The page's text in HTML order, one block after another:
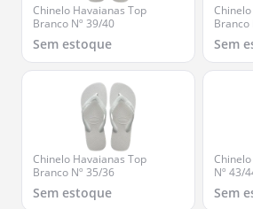
Chinelo Havaianas Top
Branco Nº 39/40
Sem estoque
Branco
Sem
Chinelo Havaianas Top
Branco Nº 35/36
Sem estoque
Nº 43/
Sem